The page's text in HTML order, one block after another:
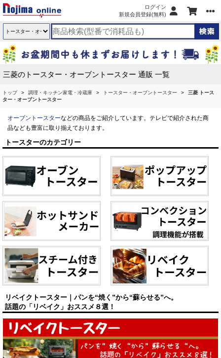
ログイン
新規会員登録(無料)
三菱のトースター・オーブントースター 通販 一覧
トップ 調理・キッチン家電・冷蔵庫 トースター・オーブントースター
三菱 トース
ター・オーブントースター
オーブントースターなどの商品をご紹介しています。テレビで紹介された商
品なども豊富に取り揃えております。
トースターのカテゴリー
リベイクトースター｜パンを“焼く”から“蘇らせる”へ。
話題の「リベイク」おススメ８選！